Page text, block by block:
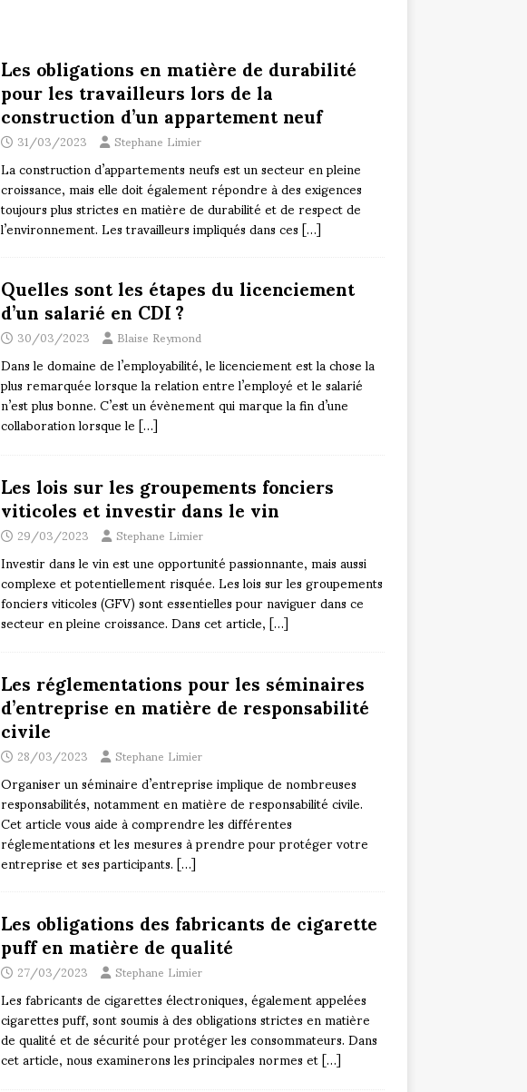
Les obligations en matière de durabilité
pour les travailleurs lors de la
construction d’un appartement neuf
31/03/2023 Stephane Limier
La construction d’appartements neufs est un secteur en pleine
croissance, mais elle doit également répondre à des exigences
toujours plus strictes en matière de durabilité et de respect de
l’environnement. Les travailleurs impliqués dans ces[…]
Quelles sont les étapes du licenciement
d’un salarié en CDI ?
30/03/2023 Blaise Reymond
Dans le domaine de l’employabilité, le licenciement est la chose la
plus remarquée lorsque la relation entre l’employé et le salarié
n’est plus bonne. C’est un évènement qui marque la fin d’une
collaboration lorsque le[…]
Les lois sur les groupements fonciers
viticoles et investir dans le vin
29/03/2023 Stephane Limier
Investir dans le vin est une opportunité passionnante, mais aussi
complexe et potentiellement risquée. Les lois sur les groupements
fonciers viticoles (GFV) sont essentielles pour naviguer dans ce
secteur en pleine croissance. Dans cet article,[…]
Les réglementations pour les séminaires
d’entreprise en matière de responsabilité
civile
28/03/2023 Stephane Limier
Organiser un séminaire d’entreprise implique de nombreuses
responsabilités, notamment en matière de responsabilité civile.
Cet article vous aide à comprendre les différentes
réglementations et les mesures à prendre pour protéger votre
entreprise et ses participants.[…]
Les obligations des fabricants de cigarette
puff en matière de qualité
27/03/2023 Stephane Limier
Les fabricants de cigarettes électroniques, également appelées
cigarettes puff, sont soumis à des obligations strictes en matière
de qualité et de sécurité pour protéger les consommateurs. Dans
cet article, nous examinerons les principales normes et[…]